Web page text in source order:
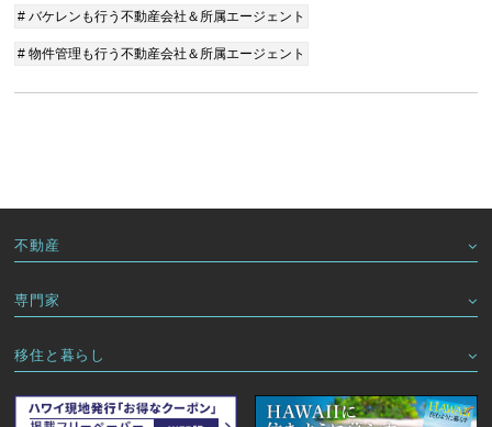
# バケレンも行う不動産会社＆所属エージェント
# 物件管理も行う不動産会社＆所属エージェント
不動産
専門家
移住と暮らし